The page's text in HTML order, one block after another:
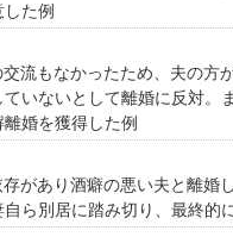
た例
流もなかったため、夫の方
いないとして離婚に反対
婚を獲得した例
があり酒癖の悪い夫と離婚
ら別居に踏み切り、最終的